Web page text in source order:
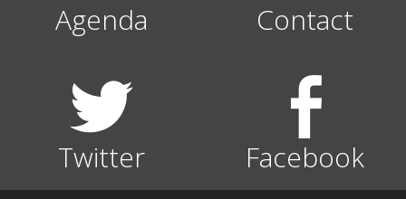
Agenda Contact
Twitter Facebook